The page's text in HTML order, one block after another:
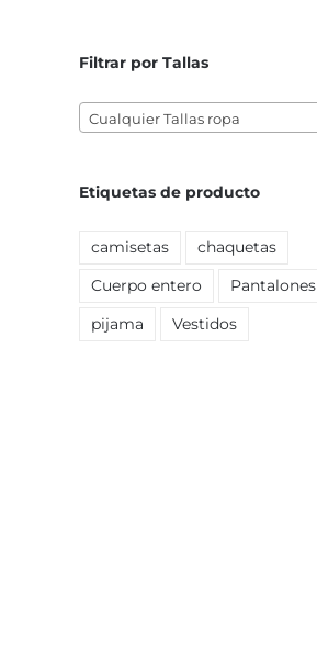
Filtrar por Tallas
Cualquier Tallas ropa
Etiquetas de producto
camisetas chaquetas
Cuerpo entero Pantalones
pijama Vestidos